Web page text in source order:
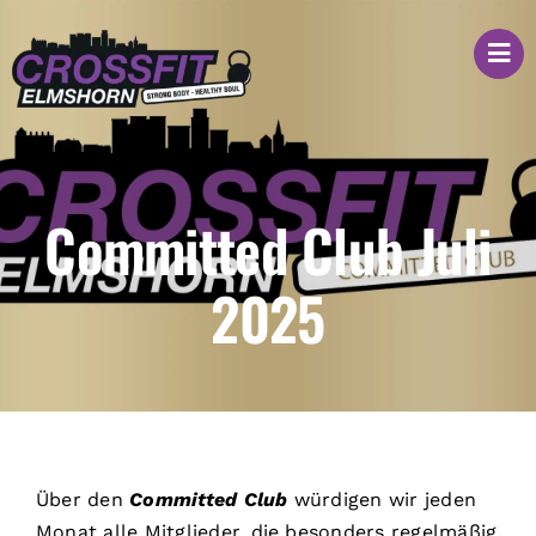
Inhalt
springen
Committed Club Juli
2025
Über den Committed Club würdigen wir jeden